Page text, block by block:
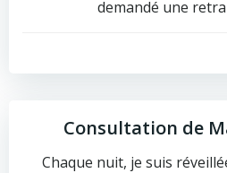
demandé une
Consultation de
Chaque nuit, je suis